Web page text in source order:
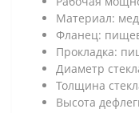
Материал:
Фланец:
Прокладка:
Диаметр
Толщина
Высота